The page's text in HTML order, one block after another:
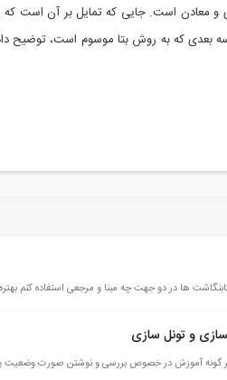
معادن است. جایی که تمایل بر آن است که
بعدی که به روش بتا موسوم است،
ها در دو جهت چه مبنا و مرجعی استفاده کنم
و تونل سازی
گونه آموزش در خصوص بررسی و نوشتن صورت وضعیت